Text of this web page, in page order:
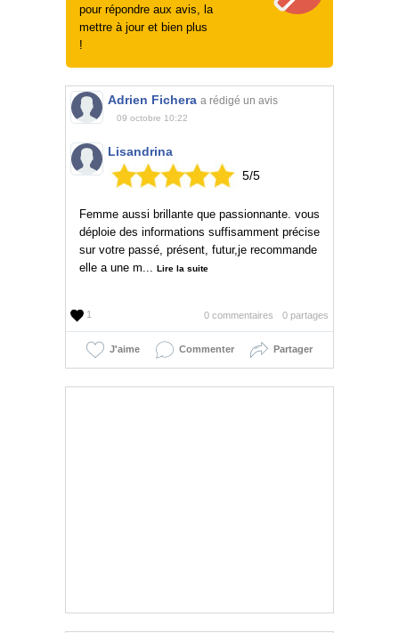
pour répondre aux avis, la
mettre à jour et bien plus
!
Adrien Fichera a rédigé un avis
09 octobre 10:22
Lisandrina
5/5
Femme aussi brillante que passionnante. vous
déploie des informations suffisamment précise
sur votre passé, présent, futur,je recommande
elle a une m...
Lire la suite
1 0 partages
0 commentaires
J'aime Commenter Partager